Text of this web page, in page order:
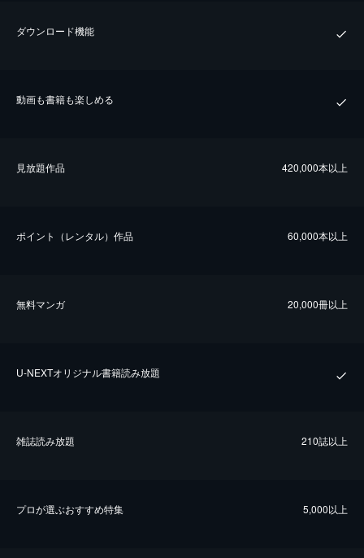
ダウンロード機能
動画も書籍も楽しめる
⾒放題作品 420,000本以上
ポイント（レンタル）作品 60,000本以上
無料マンガ 20,000冊以上
U-NEXTオリジナル書籍読み放題
雑誌読み放題 210誌以上
プロが選ぶおすすめ特集 5,000以上